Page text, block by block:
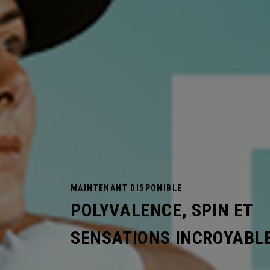
MAINTENANT DISPONIBLE
POLYVALENCE, SPIN ET
SENSATIONS